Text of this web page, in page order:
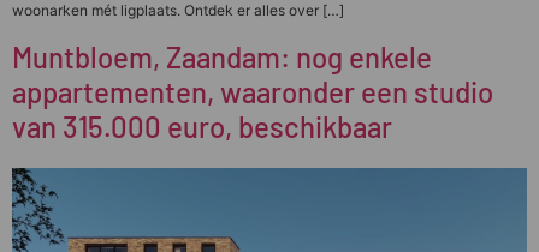
woonarken mét ligplaats. Ontdek er alles over […]
Muntbloem, Zaandam: nog enkele
appartementen, waaronder een studio
van 315.000 euro, beschikbaar